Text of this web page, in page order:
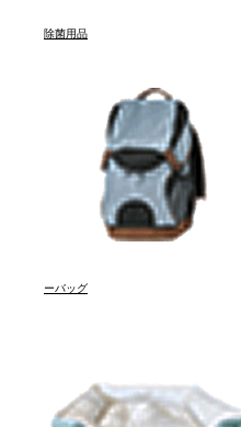
除菌用品
ーバッグ